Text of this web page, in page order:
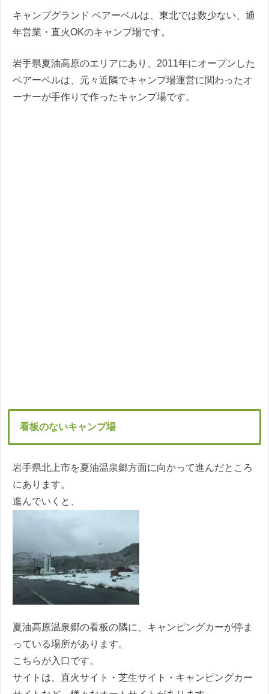
キャンプグランド ベアーベルは、東北では数少ない、通
年営業・直火OKのキャンプ場です。
岩手県夏油高原のエリアにあり、2011年にオープンした
ベアーベルは、元々近隣でキャンプ場運営に関わったオ
ーナーが手作りで作ったキャンプ場です。
看板のないキャンプ場
岩手県北上市を夏油温泉郷方面に向かって進んだところ
にあります。
進んでいくと、
夏油高原温泉郷の看板の隣に、キャンピングカーが停ま
っている場所があります。
こちらが入口です。
サイトは、直火サイト・芝生サイト・キャンピングカー